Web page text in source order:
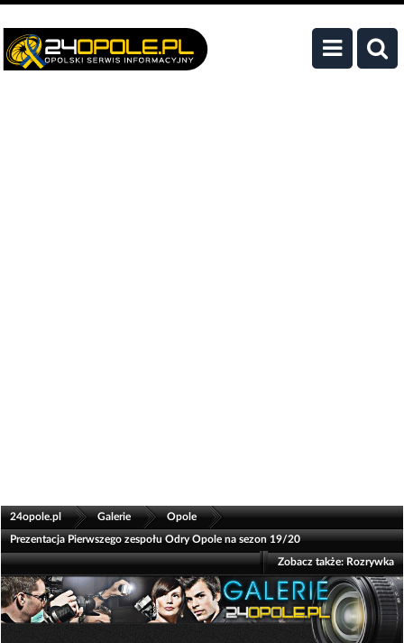
24opole.pl Galerie Opole
Prezentacja Pierwszego zespołu Odry Opole na sezon 19/20
Zobacz także:Rozrywka